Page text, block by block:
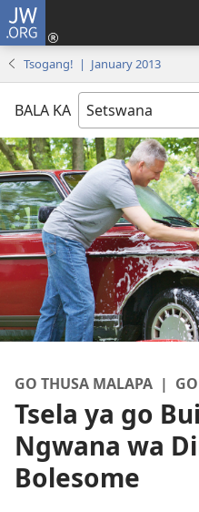
JW.ORG
Tsogang! | January 2013
BALA KA
GO THUSA MALAPA |
Tsela ya go
Ngwana wa
Bolesome